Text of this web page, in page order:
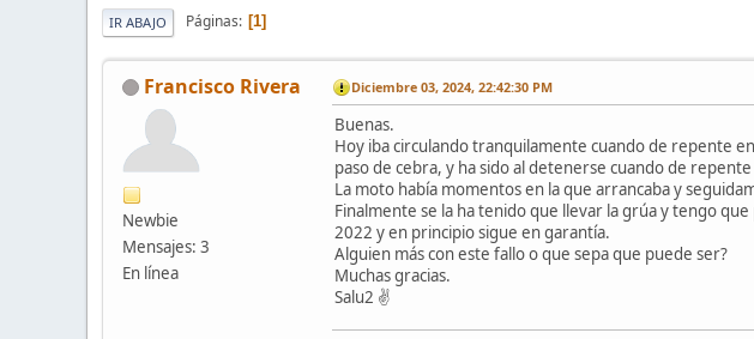
IR ABAJO Páginas 1
Francisco Rivera
Newbie
Mensajes: 3
En línea
Diciembre 03, 2024, 22:42:30 PM
Buenas.
Hoy iba circulando tranquilamente cuando de repente
paso de cebra, y ha sido al detenerse cuando de
La moto había momentos en la que arrancaba y
Finalmente se la ha tenido que llevar la grúa y tengo
2022 y en principio sigue en garantía.
Alguien más con este fallo o que sepa que puede ser?
Muchas gracias.
Salu2 ✌️